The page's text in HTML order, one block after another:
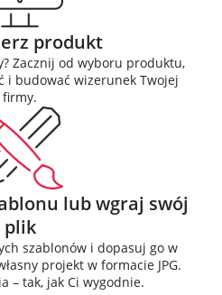
produkt
Zacznij od wyboru produktu,
i budować wizerunek Twojej
firmy.
lub wgraj swój
plik
szablonów i dopasuj go w
projekt w formacie JPG.
– tak, jak Ci wygodnie.